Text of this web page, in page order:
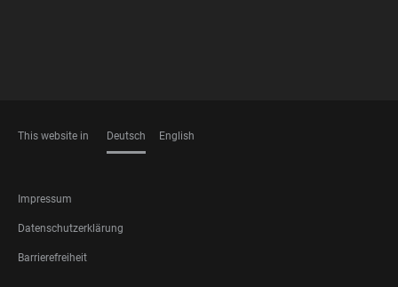
This website in Deutsch English
FOOTER
LEGAL
Impressum
Datenschutzerklärung
Barrierefreiheit